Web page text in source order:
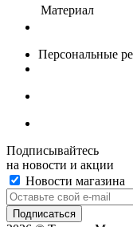
Материал
Персональные
Подписывайтесь
на новости и акции
Новости магазина